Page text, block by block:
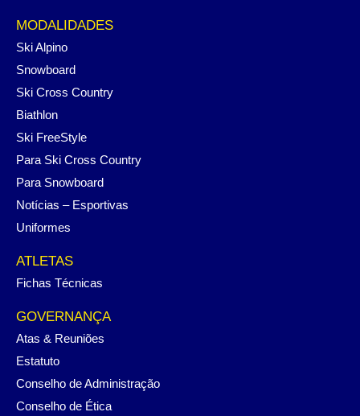
MODALIDADES
Ski Alpino
Snowboard
Ski Cross Country
Biathlon
Ski FreeStyle
Para Ski Cross Country
Para Snowboard
Notícias – Esportivas
Uniformes
ATLETAS
Fichas Técnicas
GOVERNANÇA
Atas & Reuniões
Estatuto
Conselho de Administração
Conselho de Ética